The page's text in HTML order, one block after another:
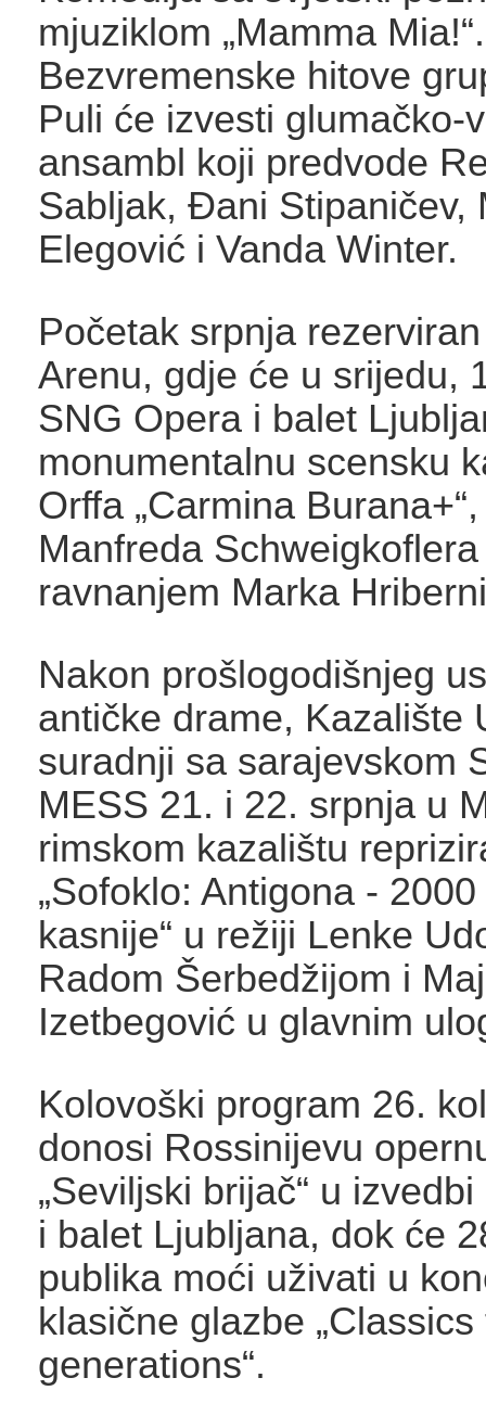
mjuziklom „Mamma Mia!“.
Bezvremenske hitove
Puli će izvesti glumačko-
ansambl koji predvode
Sabljak, Đani Stipaničev,
Elegović i Vanda Winter.
Početak srpnja
Arenu, gdje će u srijedu,
SNG Opera i balet
monumentalnu scensku
Orffa „Carmina
Manfreda
ravnanjem Marka
Nakon prošlogodišnjeg
antičke drame, Kazalište
suradnji sa sarajevskom
MESS 21. i 22. srpnja u
rimskom kazalištu
„Sofoklo: Antigona -
kasnije“ u režiji Lenke
Radom Šerbedžijom i
Izetbegović u glavnim
Kolovoški program 26.
donosi Rossinijevu
„Seviljski brijač“ u
i balet Ljubljana, dok će
publika moći uživati u
klasične glazbe
generations“.